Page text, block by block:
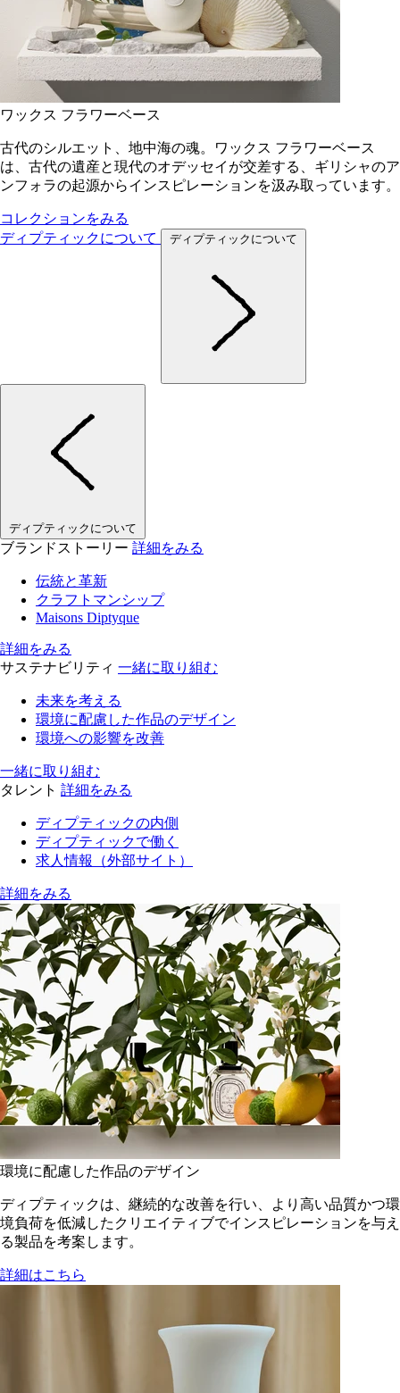
ワックス フラワーベース
古代のシルエット、地中海の魂。ワックス フラワーベース
は、古代の遺産と現代のオデッセイが交差する、ギリシャのア
ンフォラの起源からインスピレーションを汲み取っています。
コレクションをみる
ディプティックについて
ディプティックについて
ディプティックについて
ブランドストーリー 詳細をみる
伝統と革新
クラフトマンシップ
Maisons Diptyque
詳細をみる
サステナビリティ 一緒に取り組む
未来を考える
環境に配慮した作品のデザイン
環境への影響を改善
一緒に取り組む
タレント 詳細をみる
ディプティックの内側
ディプティックで働く
求人情報（外部サイト）
詳細をみる
環境に配慮した作品のデザイン
ディプティックは、継続的な改善を行い、より高い品質かつ環
境負荷を低減した​クリエイティブでインスピレーションを与え
る製品を考案します。
詳細はこちら